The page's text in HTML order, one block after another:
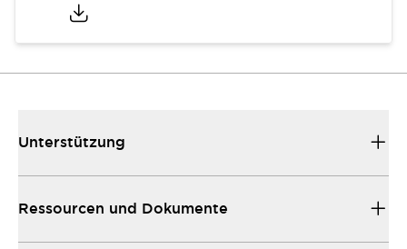
Unterstützung
Ressourcen und Dokumente